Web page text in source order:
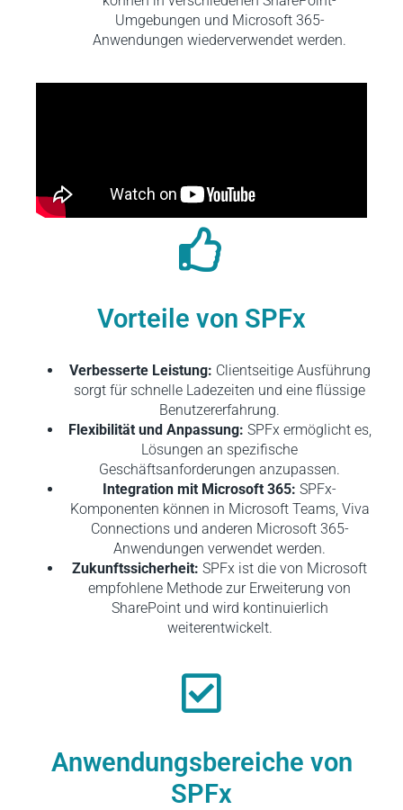
Umgebungen und Microsoft 365-
Anwendungen wiederverwendet werden.
Vorteile von SPFx
Verbesserte Leistung: Clientseitige Ausführung
sorgt für schnelle Ladezeiten und eine flüssige
Benutzererfahrung.
Flexibilität und Anpassung: SPFx ermöglicht es,
Lösungen an spezifische
Geschäftsanforderungen anzupassen.
Integration mit Microsoft 365: SPFx-
Komponenten können in Microsoft Teams, Viva
Connections und anderen Microsoft 365-
Anwendungen verwendet werden.
Zukunftssicherheit: SPFx ist die von Microsoft
empfohlene Methode zur Erweiterung von
SharePoint und wird kontinuierlich
weiterentwickelt.
Anwendungsbereiche von
SPFx